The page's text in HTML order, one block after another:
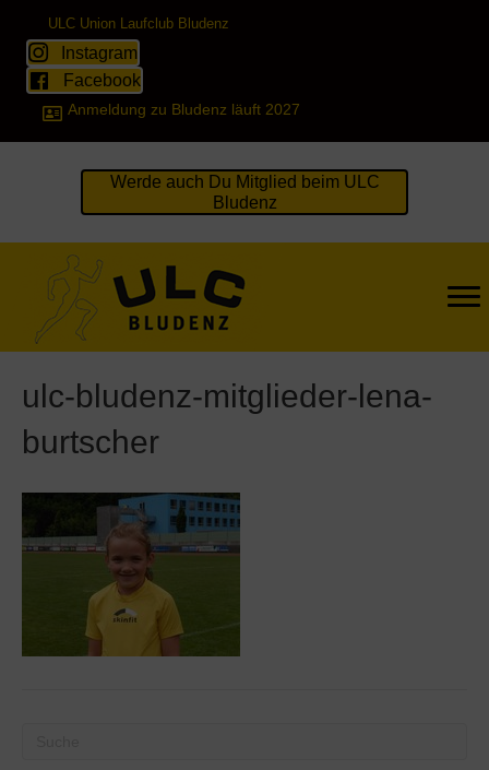
ULC Union Laufclub Bludenz
Instagram
Facebook
Anmeldung zu Bludenz läuft 2027
Werde auch Du Mitglied beim ULC
Bludenz
ulc-bludenz-mitglieder-lena-
burtscher